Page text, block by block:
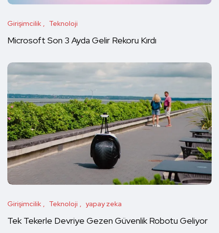
Girişimcilik Teknoloji
Microsoft Son 3 Ayda Gelir Rekoru Kırdı
Girişimcilik Teknoloji yapay zeka
Tek Tekerle Devriye Gezen Güvenlik Robotu Geliyor